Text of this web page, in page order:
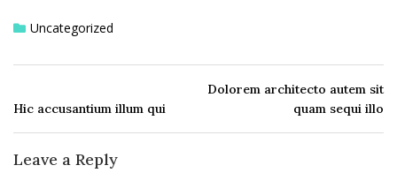
Uncategorized
Hic accusantium illum qui
Dolorem architecto autem sit
quam sequi illo
Leave a Reply